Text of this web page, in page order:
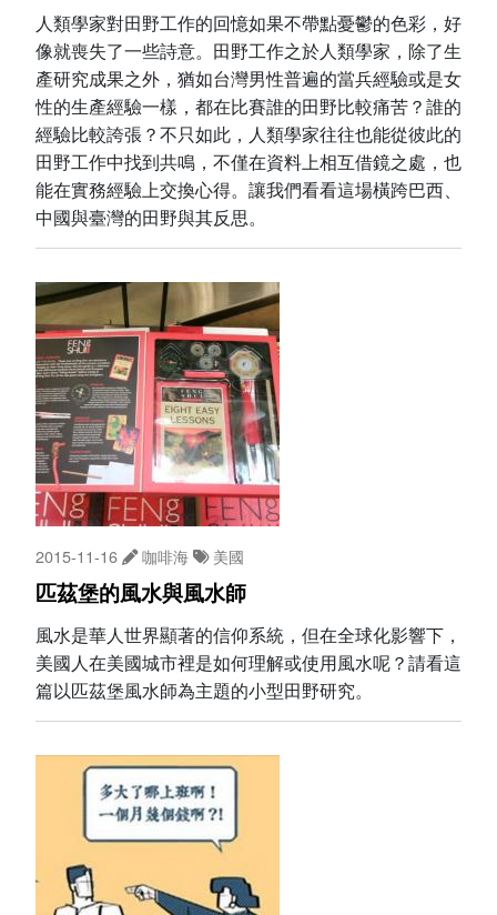
人類學家對田野工作的回憶如果不帶點憂鬱的色彩，好
像就喪失了一些詩意。田野工作之於人類學家，除了生
產研究成果之外，猶如台灣男性普遍的當兵經驗或是女
性的生產經驗一樣，都在比賽誰的田野比較痛苦？誰的
經驗比較誇張？不只如此，人類學家往往也能從彼此的
田野工作中找到共鳴，不僅在資料上相互借鏡之處，也
能在實務經驗上交換心得。讓我們看看這場橫跨巴西、
中國與臺灣的田野與其反思。
2015-11-16 咖啡海 美國
匹茲堡的風水與風水師
風水是華人世界顯著的信仰系統，但在全球化影響下，
美國人在美國城市裡是如何理解或使用風水呢？請看這
篇以匹茲堡風水師為主題的小型田野研究。